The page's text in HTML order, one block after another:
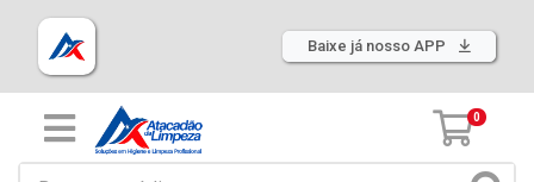
Baixe já nosso APP
0